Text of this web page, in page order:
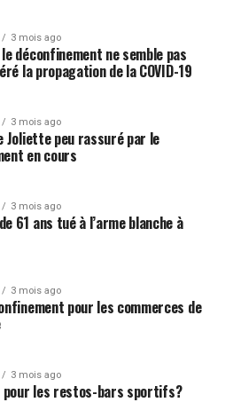
et agricultrices ainsi que
de production hors quota pour
une série de
pour encourager la mise en
inspirés de ceux de la
En 1943, près de 60% de la
avait un potager. Cette année-là,
provenaient des potagers
le jardinage citoyen, la mesure
dans l’ensemble des
de Québec solidaire
: faire fonctionner les
partie des salaires des
en instaurant une prime
pour les travailleurs et
3 mois ago
déconfinement ne semble pas
la propagation de la COVID-19
3 mois ago
Joliette peu rassuré par le
en cours
3 mois ago
61 ans tué à l’arme blanche à
3 mois ago
pour les commerces de
3 mois ago
pour les restos-bars sportifs?